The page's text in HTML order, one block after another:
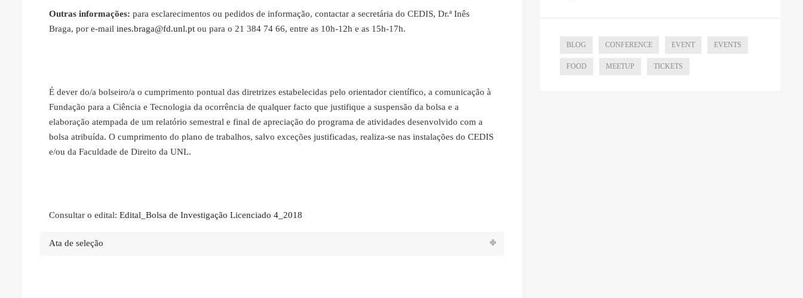
Outras informações: para esclarecimentos ou pedidos de informação, contactar a secretária do CEDIS, Dr.ª Inês
Braga, por e-mail ines.braga@fd.unl.pt ou para o 21 384 74 66, entre as 10h-12h e as 15h-17h.
É dever do/a bolseiro/a o cumprimento pontual das diretrizes estabelecidas pelo orientador científico, a comunicação à
Fundação para a Ciência e Tecnologia da ocorrência de qualquer facto que justifique a suspensão da bolsa e a
elaboração atempada de um relatório semestral e final de apreciação do programa de atividades desenvolvido com a
bolsa atribuída. O cumprimento do plano de trabalhos, salvo exceções justificadas, realiza-se nas instalações do CEDIS
e/ou da Faculdade de Direito da UNL.
Consultar o edital: Edital_Bolsa de Investigação Licenciado 4_2018
Ata de seleção
BLOG CONFERENCE EVENT EVENTS
FOOD MEETUP TICKETS